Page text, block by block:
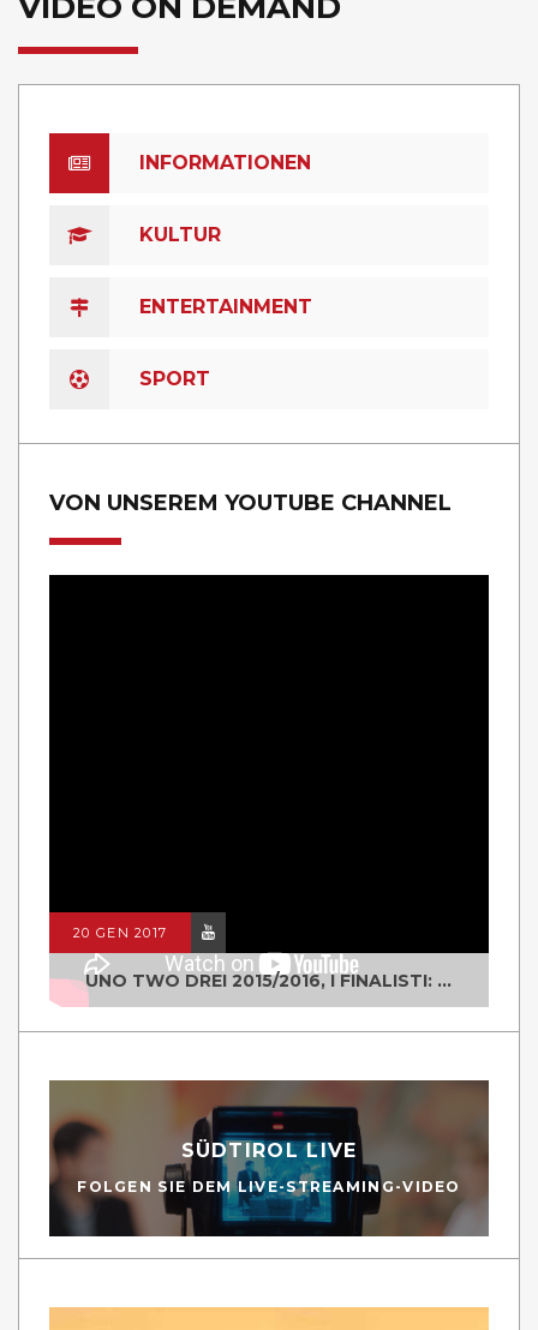
INFORMATIONEN
KULTUR
ENTERTAINMENT
SPORT
VON UNSEREM YOUTUBE CHANNEL
20 GEN 2017
UNO TWO DREI 2015/2016, I FINALISTI: CLASSE IV ALS ISTITUTO "DEGASPERI" BORGO VALSUGANA
SÜDTIROL LIVE
FOLGEN SIE DEM LIVE-STREAMING-VIDEO